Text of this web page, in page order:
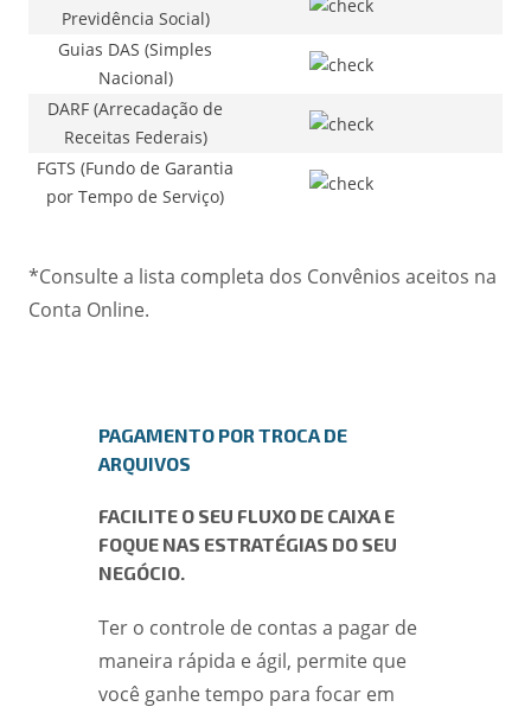
Previdência Social)
Guias DAS (Simples
Nacional)
DARF (Arrecadação de
Receitas Federais)
FGTS (Fundo de Garantia
por Tempo de Serviço)
*Consulte a lista completa dos Convênios aceitos na
Conta Online.
PAGAMENTO POR TROCA DE
ARQUIVOS
FACILITE O SEU FLUXO DE CAIXA E
FOQUE NAS ESTRATÉGIAS DO SEU
NEGÓCIO.
Ter o controle de contas a pagar de
maneira rápida e ágil, permite que
você ganhe tempo para focar em